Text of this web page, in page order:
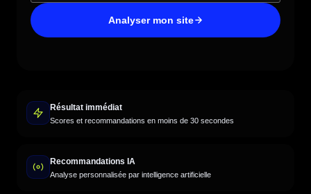
Analyser mon site
Résultat immédiat
Scores et recommandations en moins de 30 secondes
Recommandations IA
Analyse personnalisée par intelligence artificielle